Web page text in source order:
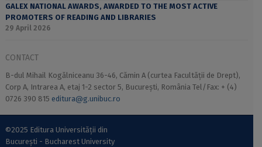
GALEX NATIONAL AWARDS, AWARDED TO THE MOST ACTIVE
PROMOTERS OF READING AND LIBRARIES
29 April 2026
CONTACT
B-dul Mihail Kogălniceanu 36-46, Cămin A (curtea Facultății de Drept),
Corp A, Intrarea A, etaj 1-2 sector 5, București, România Tel/Fax: + (4)
0726 390 815 editura@g.unibuc.ro
©2025 Editura Universității din
București - Bucharest University